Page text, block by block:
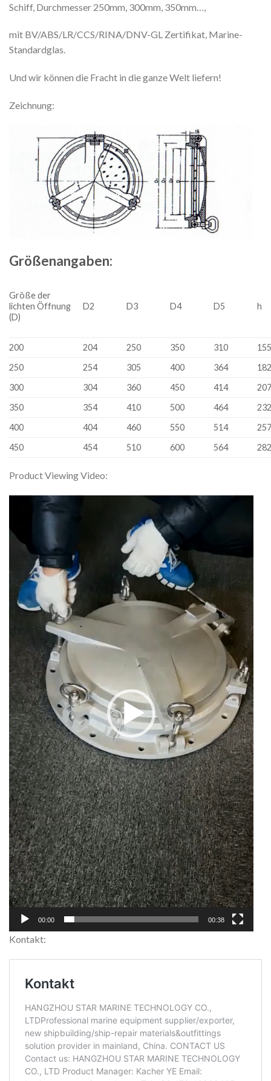
Schiff, Durchmesser 250mm, 300mm, 350mm…,
mit BV/ABS/LR/CCS/RINA/DNV-GL Zertifikat, Marine-
Standardglas.
Und wir können die Fracht in die ganze Welt liefern!
Zeichnung:
Größenangaben:
Größe der
lichten Öffnung
(D)
D2 D3 D4 D5 h
200 204 250 350 310
250
254 305 400 364
300
304 360 450 414
350
354 410 500 464
400
404 460 550 514
450
454 510 600 564
Product Viewing Video:
00:00 00:38
Kontakt: